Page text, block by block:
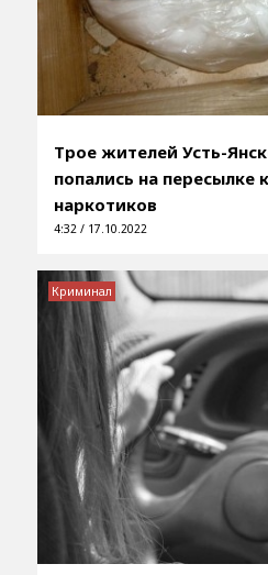
Трое жителей Усть-
попались на пересылке
наркотиков
4:32 / 17.10.2022
Криминал